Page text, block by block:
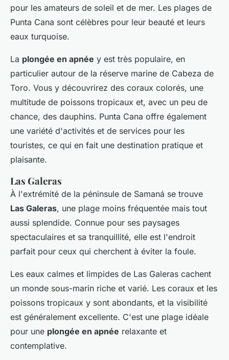
pour les amateurs de soleil et de mer. Les plages de
Punta Cana sont célèbres pour leur beauté et leurs
eaux turquoise.
La plongée en apnée y est très populaire, en
particulier autour de la réserve marine de Cabeza de
Toro. Vous y découvrirez des coraux colorés, une
multitude de poissons tropicaux et, avec un peu de
chance, des dauphins. Punta Cana offre également
une variété d'activités et de services pour les
touristes, ce qui en fait une destination pratique et
plaisante.
Las Galeras
À l'extrémité de la péninsule de Samaná se trouve
Las Galeras, une plage moins fréquentée mais tout
aussi splendide. Connue pour ses paysages
spectaculaires et sa tranquillité, elle est l'endroit
parfait pour ceux qui cherchent à éviter la foule.
Les eaux calmes et limpides de Las Galeras cachent
un monde sous-marin riche et varié. Les coraux et les
poissons tropicaux y sont abondants, et la visibilité
est généralement excellente. C'est une plage idéale
pour une plongée en apnée relaxante et
contemplative.